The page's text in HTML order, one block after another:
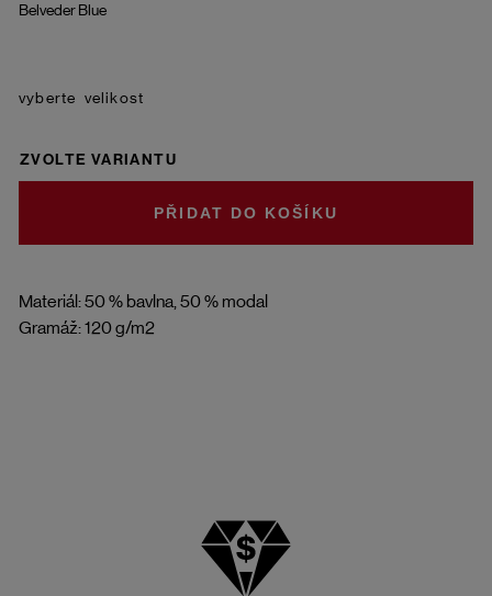
Belveder Blue
Materiál: 50 % bavlna, 50 % modal
Gramáž: 120 g/m2
velikost
ZVOLTE VARIANTU
DO KOŠÍKU